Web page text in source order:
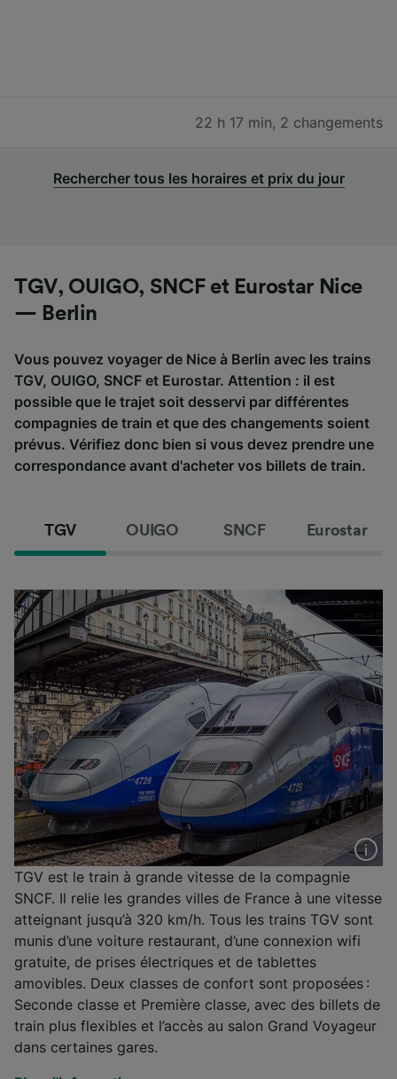
22 h 17 min, 2 changements
Rechercher tous les horaires et prix du jour
TGV, OUIGO, SNCF et Eurostar Nice
— Berlin
Vous pouvez voyager de Nice à Berlin avec les trains
TGV, OUIGO, SNCF et Eurostar. Attention : il est
possible que le trajet soit desservi par différentes
compagnies de train et que des changements soient
prévus. Vérifiez donc bien si vous devez prendre une
correspondance avant d'acheter vos billets de train.
TGV OUIGO SNCF Eurostar
TGV est le train à grande vitesse de la compagnie
SNCF. Il relie les grandes villes de France à une vitesse
atteignant jusqu’à 320 km/h. Tous les trains TGV sont
munis d’une voiture restaurant, d’une connexion wifi
gratuite, de prises électriques et de tablettes
amovibles. Deux classes de confort sont proposées :
Seconde classe et Première classe, avec des billets de
train plus flexibles et l’accès au salon Grand Voyageur
dans certaines gares.